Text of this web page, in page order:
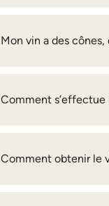
Mon vin a des cônes,
Comment s’effectue
Comment obtenir le